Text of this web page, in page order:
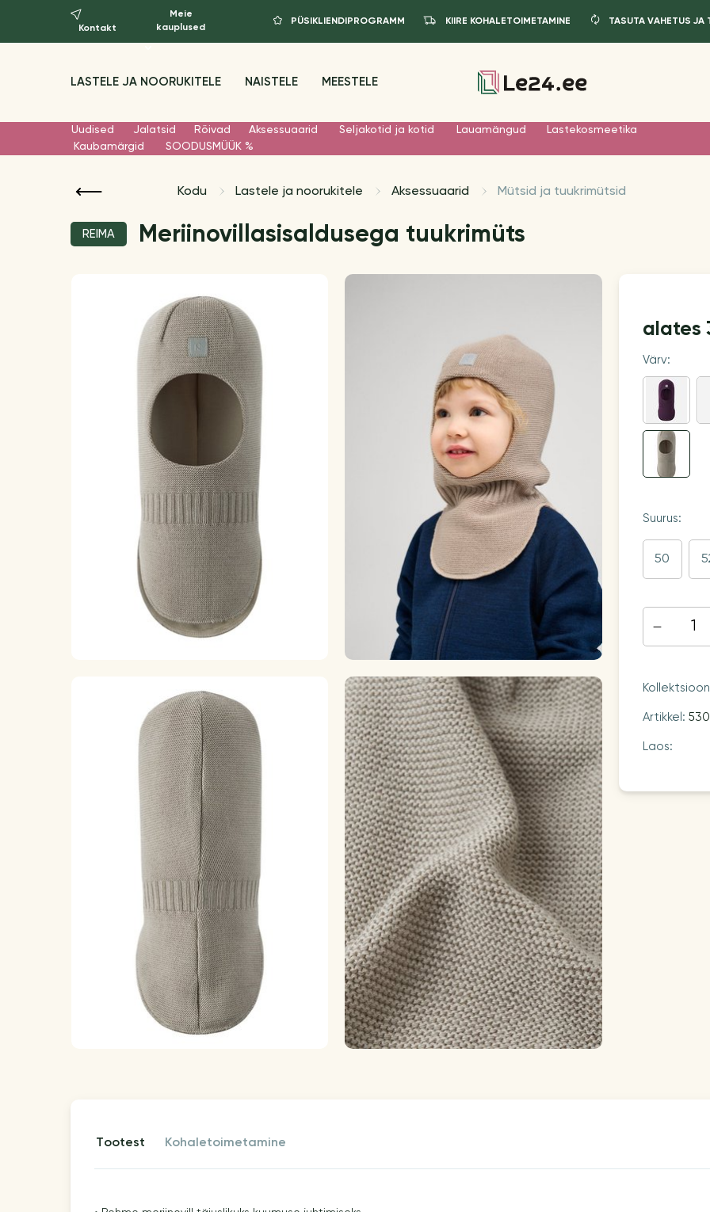
Kontakt
Meie
kauplused
PÜSIKLIENDIPROGRAMM KIIRE KOHALETOIMETAMINE TASUTA VAHETUS JA
LASTELE JA NOORUKITELE NAISTELE MEESTELE
Uudised Jalatsid Rõivad Aksessuaarid Seljakotid ja kotid Lauamängud
Lastekosmeetika
Kaubamärgid
SOODUSMÜÜK %
Kodu Lastele ja noorukitele Aksessuaarid Mütsid ja tuukrimütsid
REIMA Meriinovillasisaldusega tuukrimüts
alates
Värv:
Suurus:
50
Artikkel:
Laos:
tootest kohaletoimetamine